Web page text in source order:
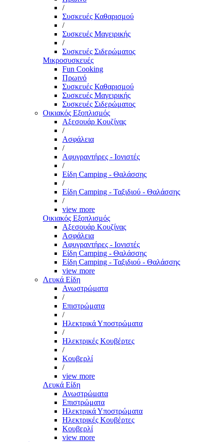
/
Συσκευές Καθαρισμού
/
Συσκευές Μαγειρικής
/
Συσκευές Σιδερώματος
Μικροσυσκευές
Fun Cooking
Πρωινό
Συσκευές Καθαρισμού
Συσκευές Μαγειρικής
Συσκευές Σιδερώματος
Οικιακός Εξοπλισμός
Αξεσουάρ Κουζίνας
/
Ασφάλεια
/
Αφυγραντήρες - Ιονιστές
/
Είδη Camping - Θαλάσσης
/
Είδη Camping - Ταξιδιού - Θαλάσσης
/
view more
Οικιακός Εξοπλισμός
Αξεσουάρ Κουζίνας
Ασφάλεια
Αφυγραντήρες - Ιονιστές
Είδη Camping - Θαλάσσης
Είδη Camping - Ταξιδιού - Θαλάσσης
view more
Λευκά Είδη
Ανωστρώματα
/
Επιστρώματα
/
Ηλεκτρικά Υποστρώματα
/
Ηλεκτρικές Κουβέρτες
/
Κουβερλί
/
view more
Λευκά Είδη
Ανωστρώματα
Επιστρώματα
Ηλεκτρικά Υποστρώματα
Ηλεκτρικές Κουβέρτες
Κουβερλί
view more